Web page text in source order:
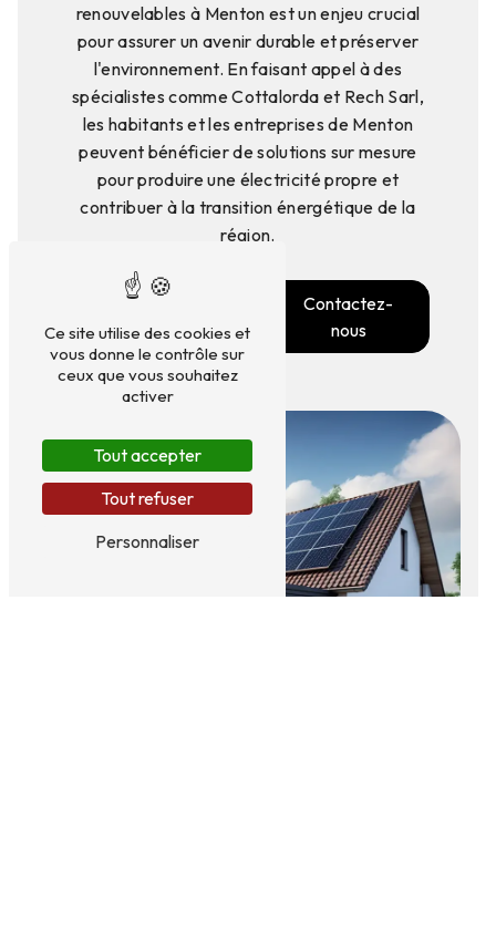
renouvelables à Menton est un enjeu crucial
pour assurer un avenir durable et préserver
l'environnement. En faisant appel à des
spécialistes comme Cottalorda et Rech Sarl,
les habitants et les entreprises de Menton
peuvent bénéficier de solutions sur mesure
pour produire une électricité propre et
contribuer à la transition énergétique de la
région.
En savoir
plus
Contactez-
nous
Ce site utilise des cookies et
vous donne le contrôle sur
ceux que vous souhaitez
activer
Tout accepter
Tout refuser
Personnaliser